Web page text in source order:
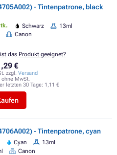
- Tintenpatrone, black
Schwarz
13ml
Canon
€
zzgl. Versand
ohne MwSt.
letzten 30 Tage: 1,11 €
das Produkt geeignet?
- Tintenpatrone, cyan
Cyan
13ml
Canon